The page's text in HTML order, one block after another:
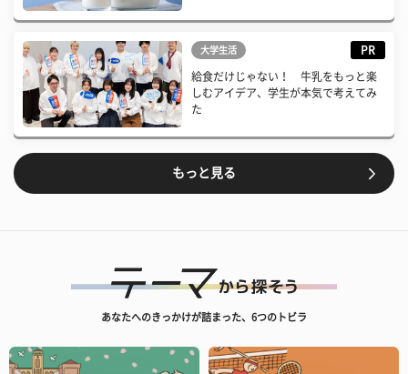
大学生活 PR
給食だけじゃない！ 牛乳をもっと楽
しむアイデア、学生が本気で考えてみ
た
もっと見る
あなたへのきっかけが詰まった、6つのトビラ